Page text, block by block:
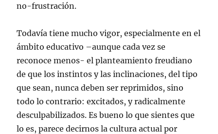
no-frustración.
Todavía tiene mucho vigor, especialmente en el
ámbito educativo –aunque cada vez se
reconoce menos- el planteamiento freudiano
de que los instintos y las inclinaciones, del tipo
que sean, nunca deben ser reprimidos, sino
todo lo contrario: excitados, y radicalmente
desculpabilizados. Es bueno lo que sientes que
lo es, parece decirnos la cultura actual por